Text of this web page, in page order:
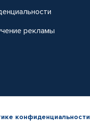
рекламы
конфиденциальности